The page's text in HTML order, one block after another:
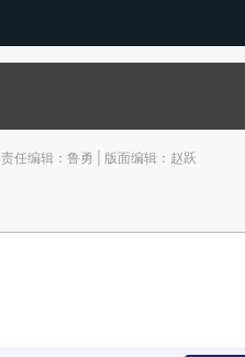
责任编辑：鲁勇 | 版面编辑：赵跃